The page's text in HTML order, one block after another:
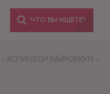
ЧТО ВЫ ИЩЕТЕ?
- КОЛИНХОИ КАЙРОККУМ -